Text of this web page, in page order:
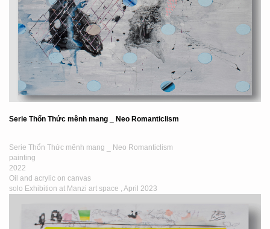
Serie Thổn Thức mênh mang _ Neo Romanticlism
Serie Thổn Thức mênh mang _ Neo Romanticlism
painting
2022
Oil and acrylic on canvas
solo Exhibition at Manzi art space , April 2023